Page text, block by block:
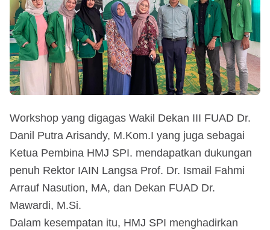
Workshop yang digagas Wakil Dekan III FUAD Dr.
Danil Putra Arisandy, M.Kom.I yang juga sebagai
Ketua Pembina HMJ SPI. mendapatkan dukungan
penuh Rektor IAIN Langsa Prof. Dr. Ismail Fahmi
Arrauf Nasution, MA, dan Dekan FUAD Dr.
Mawardi, M.Si.
Dalam kesempatan itu, HMJ SPI menghadirkan